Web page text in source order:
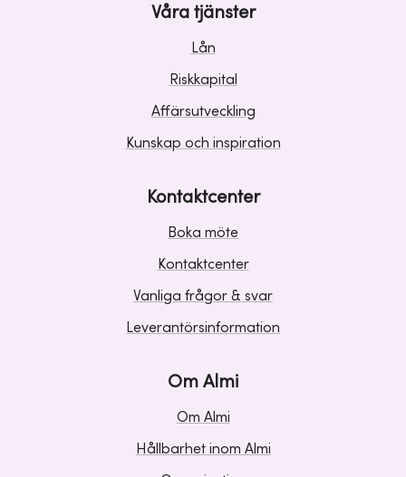
Våra tjänster
Lån
Riskkapital
Affärsutveckling
Kunskap och inspiration
Kontaktcenter
Boka möte
Kontaktcenter
Vanliga frågor & svar
Leverantörsinformation
Om Almi
Om Almi
Hållbarhet inom Almi